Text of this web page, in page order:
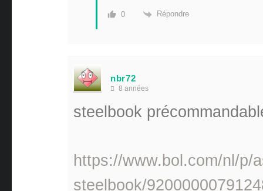
0 Répondre
nbr72
8 années
steelbook
https://www.bol.com/nl/p/
steelbook/